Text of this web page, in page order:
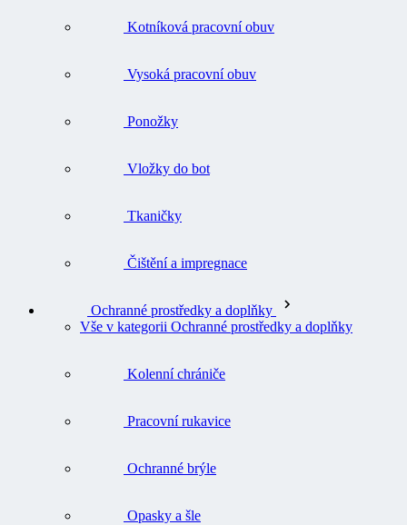
Kotníková pracovní obuv
Vysoká pracovní obuv
Ponožky
Vložky do bot
Tkaničky
Čištění a impregnace
Ochranné prostředky a doplňky
Vše v kategorii Ochranné prostředky a doplňky
Kolenní chrániče
Pracovní rukavice
Ochranné brýle
Opasky a šle